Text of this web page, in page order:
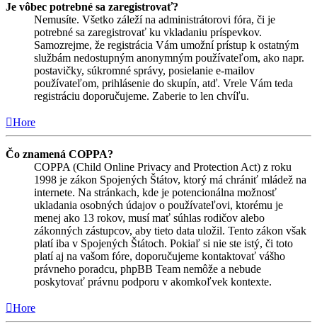
Je vôbec potrebné sa zaregistrovať?
Nemusíte. Všetko záleží na administrátorovi fóra, či je
potrebné sa zaregistrovať ku vkladaniu príspevkov.
Samozrejme, že registrácia Vám umožní prístup k ostatným
službám nedostupným anonymným používateľom, ako napr.
postavičky, súkromné správy, posielanie e-mailov
používateľom, prihlásenie do skupín, atď. Vrele Vám teda
registráciu doporučujeme. Zaberie to len chvíľu.
Hore
Čo znamená COPPA?
COPPA (Child Online Privacy and Protection Act) z roku
1998 je zákon Spojených Štátov, ktorý má chrániť mládež na
internete. Na stránkach, kde je potencionálna možnosť
ukladania osobných údajov o používateľovi, ktorému je
menej ako 13 rokov, musí mať súhlas rodičov alebo
zákonných zástupcov, aby tieto data uložil. Tento zákon však
platí iba v Spojených Štátoch. Pokiaľ si nie ste istý, či toto
platí aj na vašom fóre, doporučujeme kontaktovať vášho
právneho poradcu, phpBB Team nemôže a nebude
poskytovať právnu podporu v akomkoľvek kontexte.
Hore